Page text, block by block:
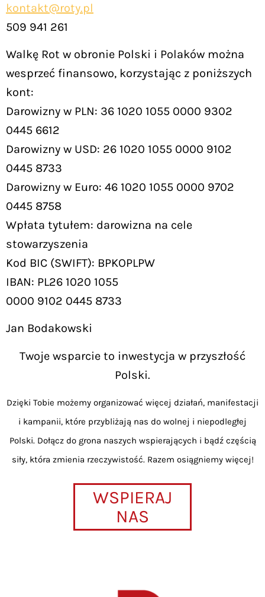
kontakt@roty.pl
509 941 261
Walkę Rot w obronie Polski i Polaków można
wesprzeć finansowo, korzystając z poniższych
kont:
Darowizny w PLN: 36 1020 1055 0000 9302
0445 6612
Darowizny w USD: 26 1020 1055 0000 9102
0445 8733
Darowizny w Euro: 46 1020 1055 0000 9702
0445 8758
Wpłata tytułem: darowizna na cele
stowarzyszenia
Kod BIC (SWIFT): BPKOPLPW
IBAN: PL26 1020 1055
0000 9102 0445 8733
Jan Bodakowski
Twoje wsparcie to inwestycja w przyszłość
Polski.
Dzięki Tobie możemy organizować więcej działań, manifestacji
i kampanii, które przybliżają nas do wolnej i niepodległej
Polski. Dołącz do grona naszych wspierających i bądź częścią
siły, która zmienia rzeczywistość. Razem osiągniemy więcej!
WSPIERAJ
NAS